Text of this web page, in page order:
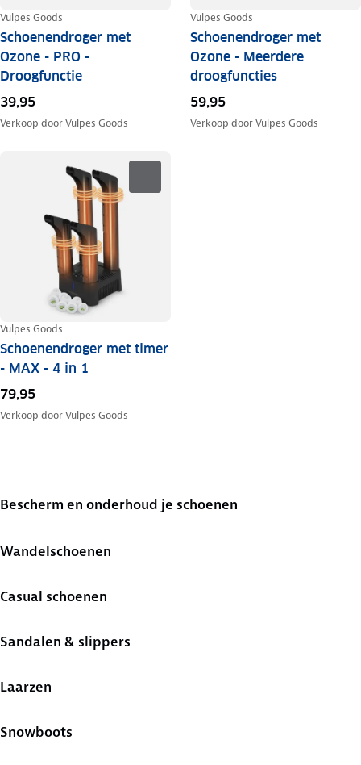
Vulpes Goods
Schoenendroger met
Ozone - PRO -
Droogfunctie
39,95
Verkoop doorVulpes Goods
Vulpes Goods
Schoenendroger met
Ozone - Meerdere
droogfuncties
59,95
Verkoop doorVulpes Goods
Vulpes Goods
Schoenendroger met timer
- MAX - 4 in 1
79,95
Verkoop doorVulpes Goods
Bescherm en onderhoud je schoenen
Wandelschoenen
Casual schoenen
Sandalen & slippers
Laarzen
Snowboots